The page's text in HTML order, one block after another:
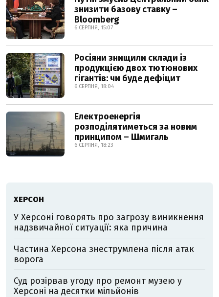
знизити базову ставку –
Bloomberg
6 СЕРПНЯ, 15:07
Росіяни знищили склади із
продукцією двох тютюнових
гігантів: чи буде дефіцит
6 СЕРПНЯ, 18:04
Електроенергія
розподілятиметься за новим
принципом – Шмигаль
6 СЕРПНЯ, 18:23
ХЕРСОН
У Херсоні говорять про загрозу виникнення
надзвичайної ситуації: яка причина
Частина Херсона знеструмлена після атак
ворога
Суд розірвав угоду про ремонт музею у
Херсоні на десятки мільйонів